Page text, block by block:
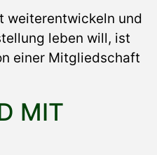
weiterentwickeln und
leben will, ist
einer Mitgliedschaft
MIT